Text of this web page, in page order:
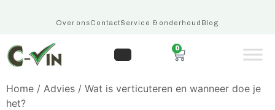
Over onsContactService & onderhoudBlog
0
Home / Advies / Wat is verticuteren en wanneer doe je
het?